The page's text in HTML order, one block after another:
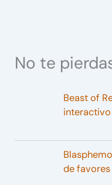
No te
Beast of
interactivo
de favores